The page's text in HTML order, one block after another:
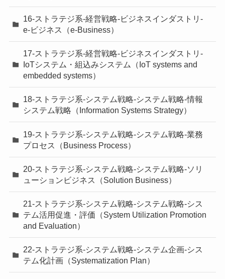
16-ストラテジ系-経営戦略-ビジネスインダストリ-
e-ビジネス（e-Business）
17-ストラテジ系-経営戦略-ビジネスインダストリ-
IoTシステム・組込みシステム（IoT systems and
embedded systems）
18-ストラテジ系-システム戦略-システム戦略-情報
システム戦略（Information Systems Strategy）
19-ストラテジ系-システム戦略-システム戦略-業務
プロセス（Business Process）
20-ストラテジ系-システム戦略-システム戦略-ソリ
ューションビジネス（Solution Business）
21-ストラテジ系-システム戦略-システム戦略-シス
テム活用促進・評価（System Utilization Promotion
and Evaluation）
22-ストラテジ系-システム戦略-システム企画-シス
テム化計画（Systematization Plan）